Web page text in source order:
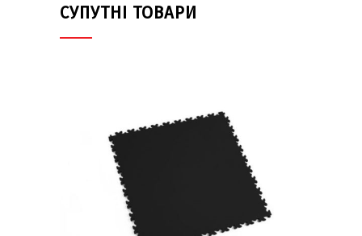
СУПУТНІ ТОВАРИ